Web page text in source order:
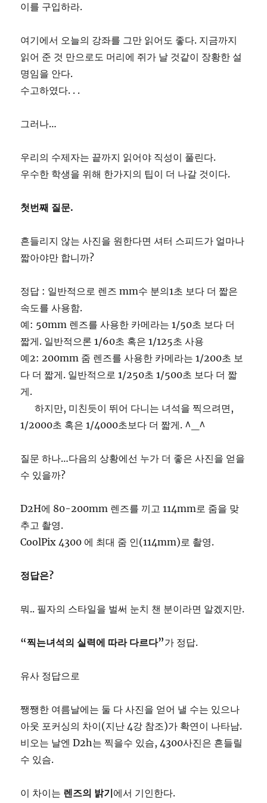
이를 구입하라.
여기에서 오늘의 강좌를 그만 읽어도 좋다. 지금까지
읽어 준 것 만으로도 머리에 쥐가 날 것같이 장황한 설
명임을 안다.
수고하였다. . .
그러나…
우리의 수제자는 끝까지 읽어야 직성이 풀린다.
우수한 학생을 위해 한가지의 팁이 더 나갈 것이다.
첫번째 질문.
흔들리지 않는 사진을 원한다면 셔터 스피드가 얼마나
짧아야만 합니까?
정답 : 일반적으로 렌즈 mm수 분의1초 보다 더 짧은
속도를 사용함.
예: 50mm 렌즈를 사용한 카메라는 1/50초 보다 더
짧게. 일반적으론 1/60초 혹은 1/125초 사용
예2: 200mm 줌 렌즈를 사용한 카메라는 1/200초 보
다 더 짧게. 일반적으로 1/250초 1/500초 보다 더 짧
게.
하지만, 미친듯이 뛰어 다니는 녀석을 찍으려면,
1/2000초 혹은 1/4000초보다 더 짧게. ^_^
질문 하나…다음의 상황에선 누가 더 좋은 사진을 얻을
수 있을까?
D2H에 80-200mm 렌즈를 끼고 114mm로 줌을 맞
추고 촬영.
CoolPix 4300 에 최대 줌 인(114mm)로 촬영.
정답은?
뭐.. 필자의 스타일을 벌써 눈치 챈 분이라면 알겠지만.
“찍는녀석의 실력에 따라 다르다”가 정답.
유사 정답으로
쨍쨍한 여름날에는 둘 다 사진을 얻어 낼 수는 있으나
아웃 포커싱의 차이(지난 4강 참조)가 확연이 나타남.
비오는 날엔 D2h는 찍을수 있슴, 4300사진은 흔들릴
수 있슴.
이 차이는 렌즈의 밝기에서 기인한다.